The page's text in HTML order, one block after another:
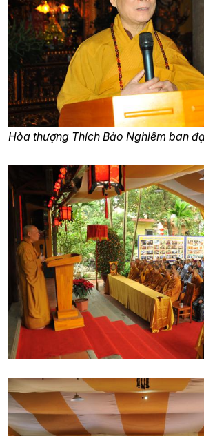
Hòa thượng Thích Bảo Nghiêm ban